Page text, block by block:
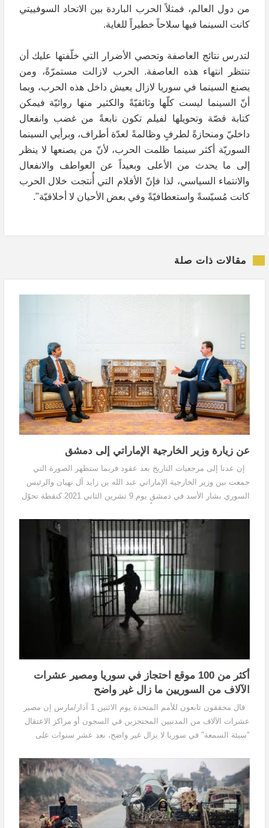
من دول العالم، فمثلاً الحرب الباردة بين الاتحاد السوفييتي
كانت السينما فيها سلاحاً خطيراً للغاية.
لتدرس نتائج العاصفة وتحصي الأضرار التي خلّفتها عليك أن
تنتظر انتهاء هذه العاصفة. الحرب لازالت مستمرّةً، ومن
يصنع السينما في سوريا لازال يعيش داخل هذه الحرب، وبما
أنّ السينما ليست كلّها وثائقيّةً والكثير منها روائيّة فيمكن
كتابة قصّة وتحويلها لفيلم تكون نابعةً من غضب وانفعال
داخليّ ومنحازةً لطرفٍ وظالمةً لعدّة أطراف، وبرأيي السينما
السوريّة أكثر سينما ظلمت الحرب، لأنّ من يصنعها لا ينظر
إلى ما يحدث من الأعلى وبعيداً عن العواطف والانفعال
والانتماء السياسي، لذا فإنّ الأفلام التي أُنتجت خلال الحرب
كانت مُسيّسةً واستعطافيّةً وفي بعض الأحيان لا أخلاقيّة".
مقالات ذات صلة
عن زيارة وزير الخارجية الإماراتي إلى دمشق
إن عدنا إلى مرجعيات التاريخ بعد عقود فربما ستظهر الصورة التي
جمعت بين وزير الخارجية الإماراتي عبد الله بن زايد آل نهيان والرئيس
السوري بشار الأسد في دمشق يوم 9 تشرين الثاني 2021 كنقطة تحوّل
أكثر من 100 موقع احتجاز في سوريا ومصير عشرات
الآلاف من السوريين ما زال غير واضح
قال محققون تابعون للأمم المتحدة يوم الاثنين 1 آذار/مارس إن مصير
عشرات الآلاف من المدنيين المحتجزين في السجون أو مراكز الاعتقال
"سيئة السمعة" في سوريا لا يزال غير واضح، بعد عشر سنوات على